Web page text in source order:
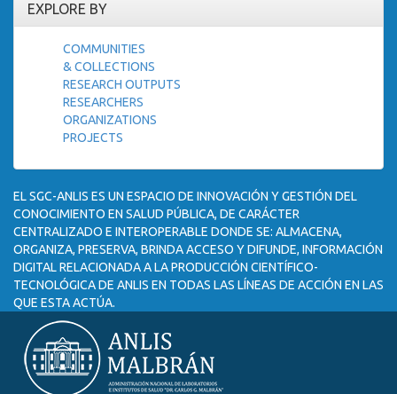
EXPLORE BY
COMMUNITIES
& COLLECTIONS
RESEARCH OUTPUTS
RESEARCHERS
ORGANIZATIONS
PROJECTS
EL SGC-ANLIS ES UN ESPACIO DE INNOVACIÓN Y GESTIÓN DEL
CONOCIMIENTO EN SALUD PÚBLICA, DE CARÁCTER
CENTRALIZADO E INTEROPERABLE DONDE SE: ALMACENA,
ORGANIZA, PRESERVA, BRINDA ACCESO Y DIFUNDE, INFORMACIÓN
DIGITAL RELACIONADA A LA PRODUCCIÓN CIENTÍFICO-
TECNOLÓGICA DE ANLIS EN TODAS LAS LÍNEAS DE ACCIÓN EN LAS
QUE ESTA ACTÚA.